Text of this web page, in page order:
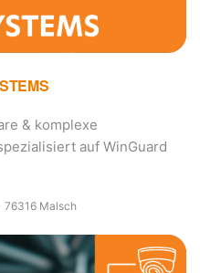
& komplexe
auf WinGuard
76316 Malsch